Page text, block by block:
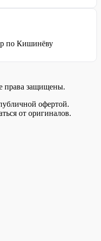
по Кишинёву
права защищены.
офертой.
от оригиналов.